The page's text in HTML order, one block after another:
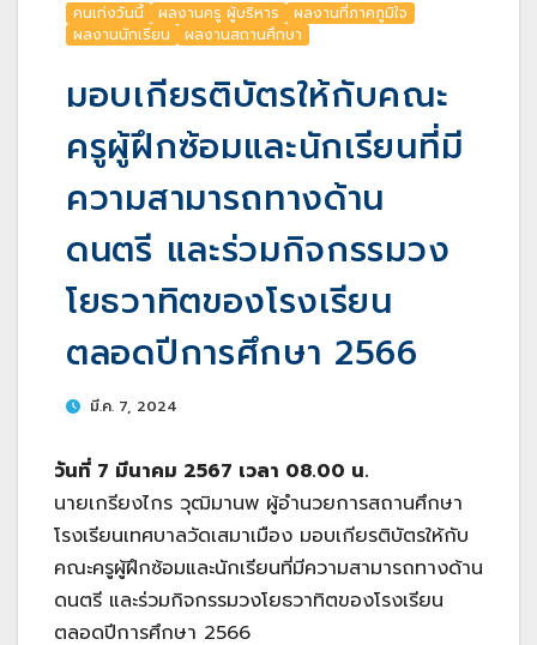
คนเก่งวันนี้ ผลงานครู ผู้บริหาร
ผลงานที่ภาคภูมิใจ
ผลงานนักเรียน
ผลงานสถานศึกษา
มอบเกียรติบัตรให้กับคณะ
ครูผู้ฝึกซ้อมและนักเรียนที่มี
ความสามารถทางด้าน
ดนตรี และร่วมกิจกรรมวง
โยธวาทิตของโรงเรียน
ตลอดปีการศึกษา 2566
มี.ค. 7, 2024
วันที่ 7 มีนาคม 2567 เวลา 08.00 น.
นายเกรียงไกร วุฒิมานพ ผู้อำนวยการสถานศึกษา
โรงเรียนเทศบาลวัดเสมาเมือง มอบเกียรติบัตรให้กับ
คณะครูผู้ฝึกซ้อมและนักเรียนที่มีความสามารถทางด้าน
ดนตรี และร่วมกิจกรรมวงโยธวาทิตของโรงเรียน
ตลอดปีการศึกษา 2566